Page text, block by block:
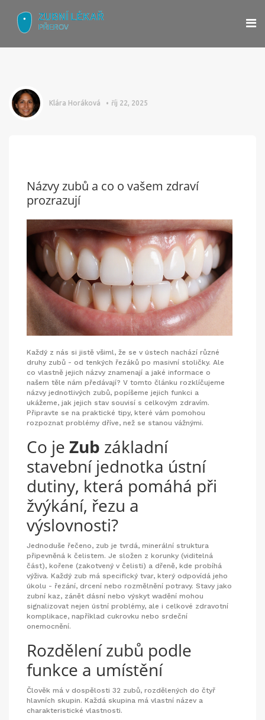
Klára Horáková říj 22, 2025
Názvy zubů a co o vašem zdraví
prozrazují
Každý z nás si jistě všiml, že se v ústech nachází různé
druhy zubů - od tenkých řezáků po masivní stoličky. Ale
co vlastně jejich názvy znamenají a jaké informace o
našem těle nám předávají? V tomto článku rozklíčujeme
názvy jednotlivých zubů, popíšeme jejich funkci a
ukážeme, jak jejich stav souvisí s celkovým zdravím.
Připravte se na praktické tipy, které vám pomohou
rozpoznat problémy dříve, než se stanou vážnými.
Co je Zub základní
stavební jednotka ústní
dutiny, která pomáhá při
žvýkání, řezu a
výslovnosti?
Jednoduše řečeno, zub je tvrdá, minerální struktura
připevněná k čelistem. Je složen z korunky (viditelná
část), kořene (zakotvený v čelisti) a dřeně, kde probíhá
výživa. Každý zub má specifický tvar, který odpovídá jeho
úkolu - řezání, drcení nebo rozmělnění potravy. Stavy jako
zubní kaz, zánět dásní nebo výskyt wadění mohou
signalizovat nejen ústní problémy, ale i celkové zdravotní
komplikace, například cukrovku nebo srdeční
onemocnění.
Rozdělení zubů podle
funkce a umístění
Člověk má v dospělosti 32 zubů, rozdělených do čtyř
hlavních skupin. Každá skupina má vlastní název a
charakteristické vlastnosti.